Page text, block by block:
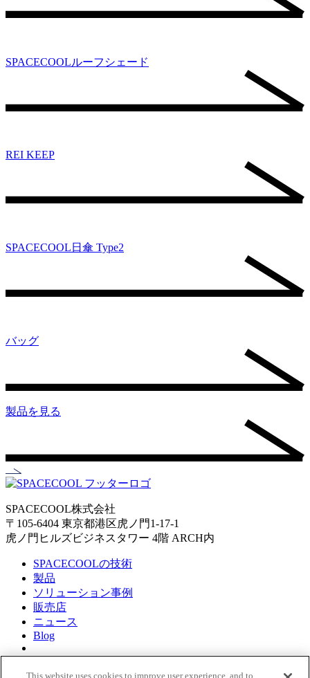
SPACECOOLルーフシェード
REI KEEP
SPACECOOL日傘 Type2
バッグ
製品を見る
SPACECOOL株式会社
〒105-6404 東京都港区虎ノ門1-17-1
虎ノ門ヒルズビジネスタワー 4階 ARCH内
SPACECOOLの技術
製品
ソリューション事例
販売店
ニュース
Blog
About Us
企業理念
This website uses cookies to improve user experience, and to